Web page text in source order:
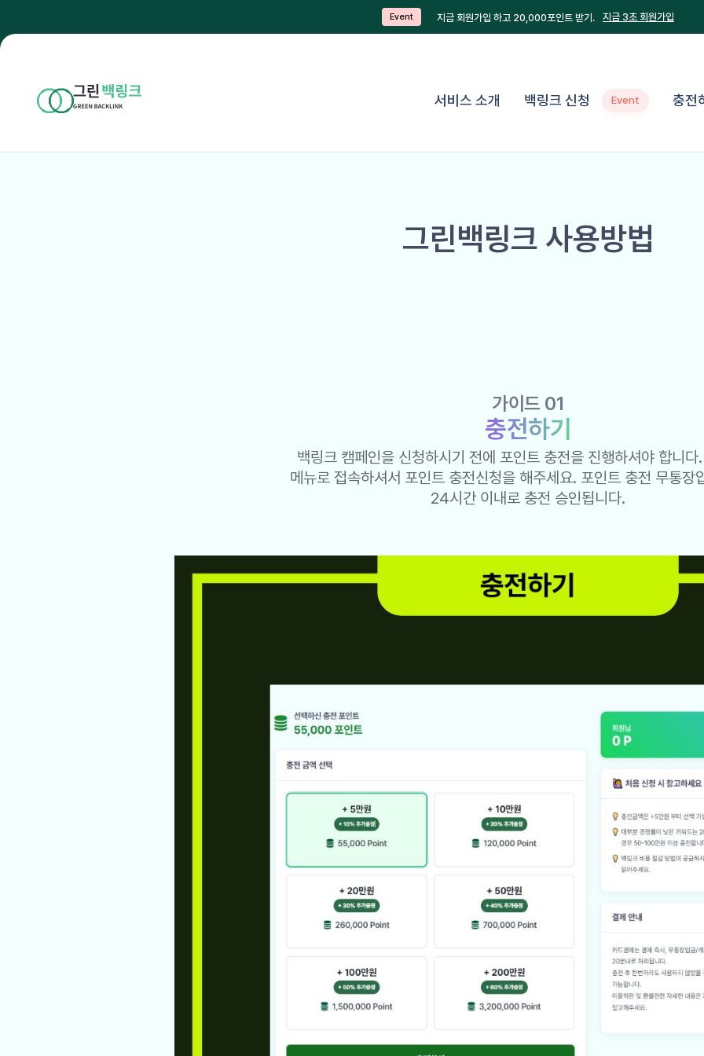
Event 지금 회원가입 하고 20,000포인트 받기. 지금 3초 회원가입
서비스 소개 백링크 신청 Event 충전
그린백링크 사용방법
가이드 01
충전하기
백링크 캠페인을 신청하시기 전에 포인트 충전을 진행하셔야 합니다
메뉴로 접속하셔서 포인트 충전신청을 해주세요. 포인트 충전 무통장
24시간 이내로 충전 승인됩니다.